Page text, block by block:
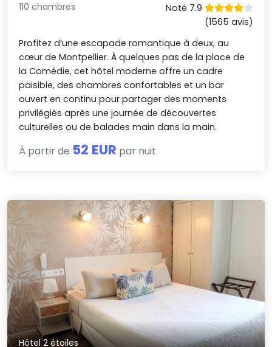
110 chambres
Noté 7.9
(1565 avis)
Profitez d’une escapade romantique à deux, au
cœur de Montpellier. À quelques pas de la place de
la Comédie, cet hôtel moderne offre un cadre
paisible, des chambres confortables et un bar
ouvert en continu pour partager des moments
privilégiés après une journée de découvertes
culturelles ou de balades main dans la main.
À partir de 52 EUR par nuit
Hôtel 2 étoiles